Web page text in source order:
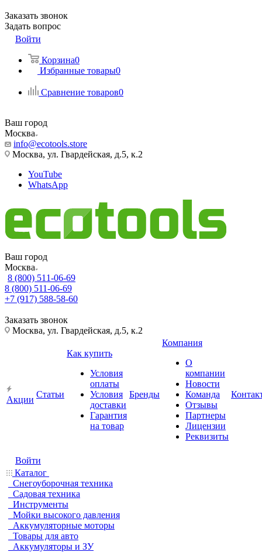
Заказать звонок
Задать вопрос
Войти
Корзина0
Избранные товары0
Сравнение товаров0
Ваш город
Москва
info@ecotools.store
Москва, ул. Гвардейская, д.5, к.2
YouTube
WhatsApp
Ваш город
Москва
8 (800) 511-06-69
8 (800) 511-06-69
+7 (917) 588-58-60
Заказать звонок
Москва, ул. Гвардейская, д.5, к.2
Акции
Статьи
Как купить
Условия
оплаты
Условия
доставки
Гарантия
на товар
Бренды
Компания
О
компании
Новости
Команда
Отзывы
Партнеры
Лицензии
Реквизиты
Войти
Каталог
Снегоуборочная техника
Садовая техника
Инструменты
Мойки высокого давления
Аккумуляторные моторы
Товары для авто
Аккумуляторы и ЗУ